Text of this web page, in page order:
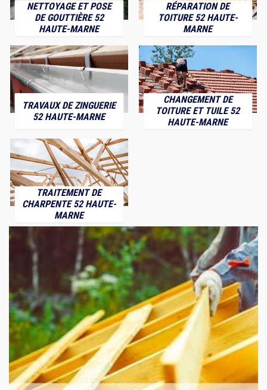
NETTOYAGE ET POSE
DE GOUTTIÈRE 52
HAUTE-MARNE
RÉPARATION DE
TOITURE 52 HAUTE-
MARNE
TRAVAUX DE ZINGUERIE
52 HAUTE-MARNE
CHANGEMENT DE
TOITURE ET TUILE 52
HAUTE-MARNE
TRAITEMENT DE
CHARPENTE 52 HAUTE-
MARNE